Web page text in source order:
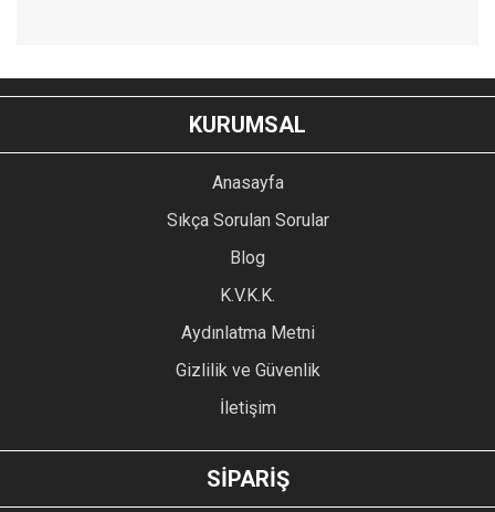
YORUM YAZ
Bu ürünün fiyat bilgisi, resim, ürün açıklamalarında ve diğer
konularda yetersiz gördüğünüz noktaları öneri formunu
kullanarak tarafımıza iletebilirsiniz.
Ürün resmi kalitesiz, bozuk veya görüntülenemiyor.
Ürün açıklamasında eksik bilgiler bulunuyor.
Ürün bilgilerinde hatalar bulunuyor.
Ürün fiyatı diğer sitelerden daha pahalı.
GÖNDER
KURUMSAL
Anasayfa
Sıkça Sorulan Sorular
Blog
K.V.K.K.
Aydınlatma Metni
Gizlilik ve Güvenlik
İletişim
SİPARİŞ